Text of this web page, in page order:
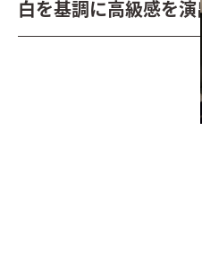
白を基調に高級感を演